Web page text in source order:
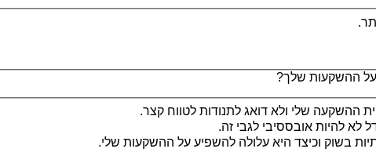
ההשקעות שלך?
ההשקעה שלי ולא דואג לתנודות לטווח קצר.
להיות אובססיבי לגבי זה.
בשוק וכיצד היא עלולה להשפיע על ההשקעות שלי.